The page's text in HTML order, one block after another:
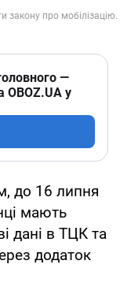
—
OBOZ.UA у
до 16 липня
мають
дані в ТЦК та
додаток